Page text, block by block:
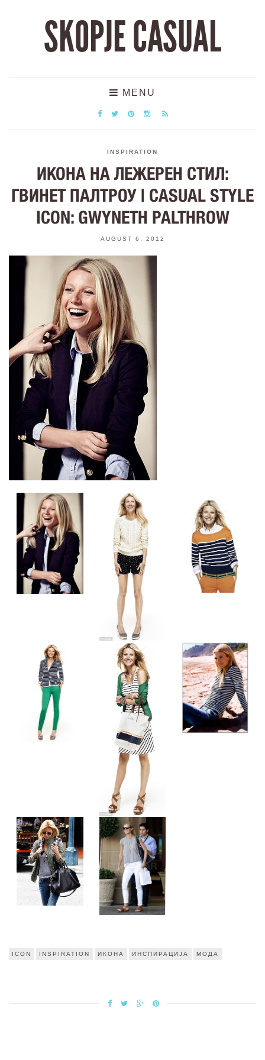
SKOPJE CASUAL
MENU
INSPIRATION
ИКОНА НА ЛЕЖЕРЕН СТИЛ:
ГВИНЕТ ПАЛТРОУ | CASUAL STYLE
ICON: GWYNETH PALTHROW
AUGUST 6, 2012
ICON INSPIRATION ИКОНА ИНСПИРАЦИЈА МОДА